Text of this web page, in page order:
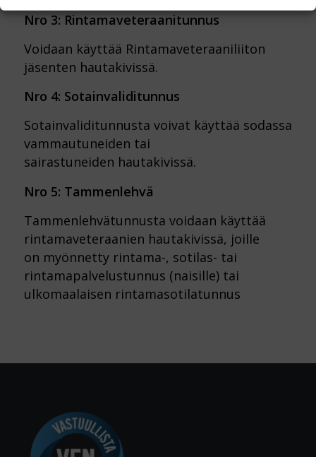
Nro 3: Rintamaveteraanitunnus
Voidaan käyttää Rintamaveteraaniliiton
jäsenten hautakivissä.
Nro 4: Sotainvaliditunnus
Sotainvaliditunnusta voivat käyttää sodassa
vammautuneiden tai
sairastuneiden hautakivissä.
Nro 5: Tammenlehvä
Tammenlehvätunnusta voidaan käyttää
rintamaveteraanien hautakivissä, joille
on myönnetty rintama-, sotilas- tai
rintamapalvelustunnus (naisille) tai
ulkomaalaisen rintamasotilatunnus